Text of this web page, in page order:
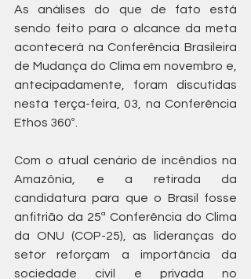
As análises do que de fato está
sendo feito para o alcance da meta
acontecerá na Conferência Brasileira
de Mudança do Clima em novembro e,
antecipadamente, foram discutidas
nesta terça-feira, 03, na Conferência
Ethos 360º.
Com o atual cenário de incêndios na
Amazônia, e a retirada da
candidatura para que o Brasil fosse
anfitrião da 25ª Conferência do Clima
da ONU (COP-25), as lideranças do
setor reforçam a importância da
sociedade civil e privada no